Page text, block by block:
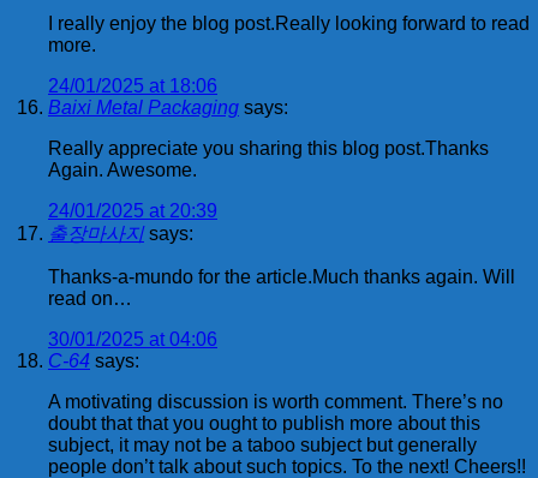
I really enjoy the blog post.Really looking forward to read
more.
24/01/2025 at 18:06
Baixi Metal Packaging says:
Really appreciate you sharing this blog post.Thanks
Again. Awesome.
24/01/2025 at 20:39
출장마사지 says:
Thanks-a-mundo for the article.Much thanks again. Will
read on…
30/01/2025 at 04:06
C-64 says:
A motivating discussion is worth comment. There’s no
doubt that that you ought to publish more about this
subject, it may not be a taboo subject but generally
people don’t talk about such topics. To the next! Cheers!!